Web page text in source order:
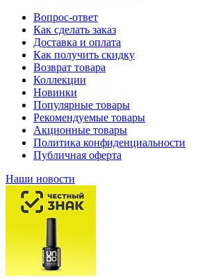
Вопрос-ответ
Как сделать заказ
Доставка и оплата
Как получить скидку
Возврат товара
Коллекции
Новинки
Популярные товары
Рекомендуемые товары
Акционные товары
Политика конфиденциальности
Публичная оферта
Наши новости